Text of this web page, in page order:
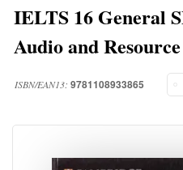
IELTS 16 General
Audio and
ISBN/EAN13: 9781108933865